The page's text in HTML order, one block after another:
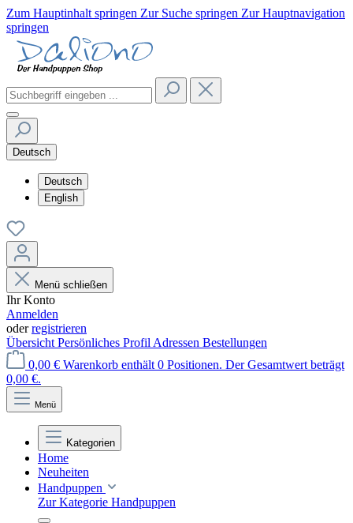
Zum Hauptinhalt springen Zur Suche springen Zur Hauptnavigation
springen
Deutsch
Deutsch
English
Menü schließen
Ihr Konto
Anmelden
oderregistrieren
Übersicht Persönliches Profil Adressen Bestellungen
0,00 € Warenkorb enthält 0 Positionen. Der Gesamtwert beträgt
0,00 €.
Menü
Kategorien
Home
Neuheiten
Handpuppen
Zur Kategorie Handpuppen